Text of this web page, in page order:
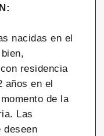
nacidas en el
residencia
años en el
de la
Las
deseen